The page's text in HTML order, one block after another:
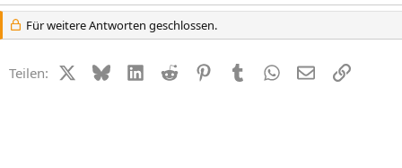
Für weitere Antworten geschlossen.
Teilen: X (Twitter)
BlueskyLinkedIn
Reddit PinterestTumblr WhatsApp
E-MailLink